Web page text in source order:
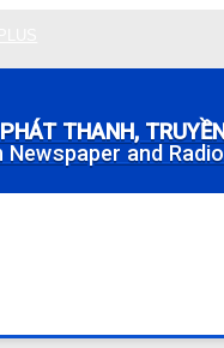
THANH,
Newspaper and